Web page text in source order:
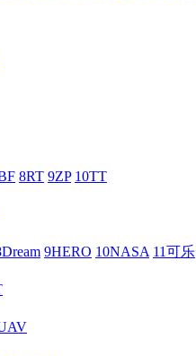
8RT 9ZP 10TT
9HERO 10NASA 11可乐